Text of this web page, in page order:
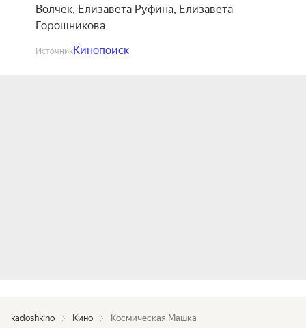
Волчек, Елизавета Руфина, Елизавета
Горошникова
ИсточникКинопоиск
kadoshkino Кино Космическая Машка